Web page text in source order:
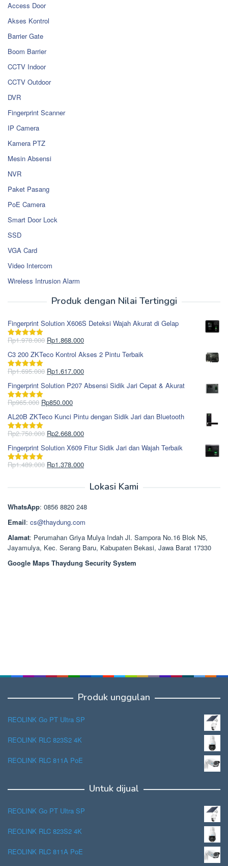
Access Door
Akses Kontrol
Barrier Gate
Boom Barrier
CCTV Indoor
CCTV Outdoor
DVR
Fingerprint Scanner
IP Camera
Kamera PTZ
Mesin Absensi
NVR
Paket Pasang
PoE Camera
Smart Door Lock
SSD
VGA Card
Video Intercom
Wireless Intrusion Alarm
Produk dengan Nilai Tertinggi
Fingerprint Solution X606S Deteksi Wajah Akurat di Gelap
Dinilai5.00
Rp1.978.000 Harga
aslinya
adalah:
Rp1.978.000.
Rp1.868.000Harga
saat
ini
adalah:
C3 200 ZKTeco Kontrol Akses 2 Pintu Terbaik
Dinilai5.00
Rp1.695.000 Harga
aslinya
adalah:
Rp1.695.000.
Rp1.617.000Harga
saat
ini
Fingerprint Solution P207 Absensi Sidik Jari Cepat & Akurat
Dinilai5.00
Rp965.000 Harga
aslinya
adalah:
Rp965.000.
Rp850.000Harga
saat
ini
adalah:
AL20B ZKTeco Kunci Pintu dengan Sidik Jari dan Bluetooth
Dinilai5.00
Rp2.750.000 Harga
aslinya
adalah:
Rp2.750.000.
Rp2.668.000Harga
saat
ini
adalah:
Fingerprint Solution X609 Fitur Sidik Jari dan Wajah Terbaik
Dinilai5.00
Rp1.489.000 Harga
Rp1.378.000Harga
Rp1.378.000.
Lokasi Kami
WhatsApp: 0856 8820 248
Email: cs@thaydung.com
Alamat: Perumahan Griya Mulya Indah Jl. Sampora No.16 Blok N5,
Jayamulya, Kec. Serang Baru, Kabupaten Bekasi, Jawa Barat 17330
Google Maps Thaydung Security System
Produk unggulan
REOLINK Go PT Ultra SP
REOLINK RLC 823S2 4K
REOLINK RLC 811A PoE
Untuk dijual
REOLINK Go PT Ultra SP
REOLINK RLC 823S2 4K
REOLINK RLC 811A PoE